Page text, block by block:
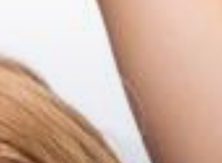
Google Ireland Limited, Gordon
House, Barrow Street Dublin 4
Irland
Zweck:
Wird verwendet, um YouTube-